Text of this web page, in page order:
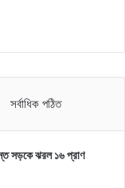
সর্বাধিক পঠিত
সড়কে ঝরল ১৬ প্রাণ